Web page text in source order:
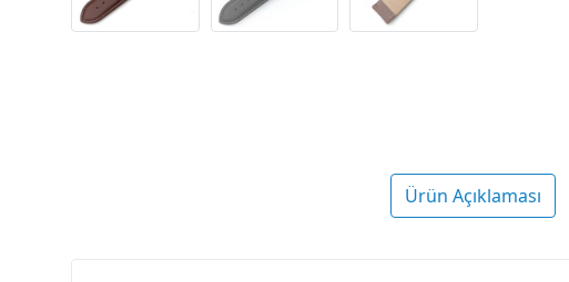
Ürün Açıklaması